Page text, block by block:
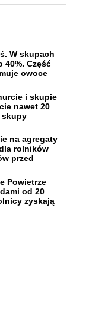
W skupach
40%. Część
owoce
i skupie
nawet 20
skupy
na agregaty
rolników
przed
Powietrze
od 20
zyskają